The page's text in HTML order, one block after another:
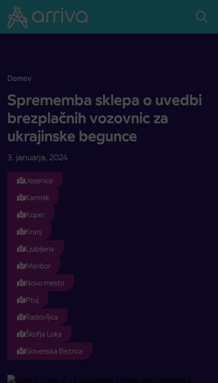
Skoči na vsebino
Domov
Sprememba sklepa o uvedbi brezplačnih vozovnic za ukrajinske
Sprememba sklepa o uvedbi
brezplačnih vozovnic za
ukrajinske begunce
3. januarja, 2024
Jesenice
Kamnik
Koper
Kranj
Ljubljana
Maribor
Novo mesto
Ptuj
Radovljica
Škofja Loka
Slovenska Bistrica